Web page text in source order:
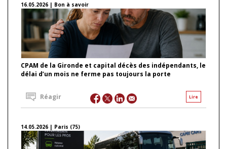
16.05.2026 | Bon à savoir
CPAM de la Gironde et capital décès des indépendants, le
délai d’un mois ne ferme pas toujours la porte
Lire
Réagir
14.05.2026 | Paris (75)